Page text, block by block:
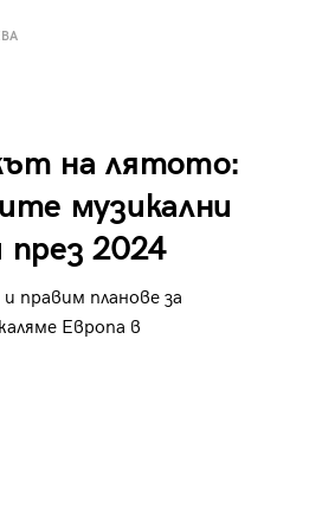
на лятото:
музикални
2024
правим планове за
Европа в
is the Wine – Какво
/29